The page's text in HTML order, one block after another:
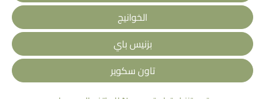
الخوانيج
بزنيس باي
تاون سكوير